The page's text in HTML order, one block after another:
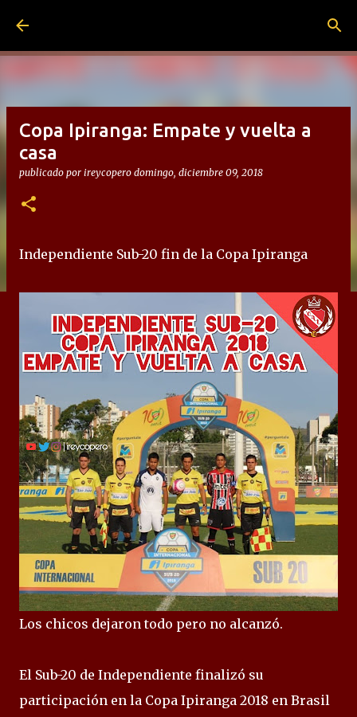
Copa Ipiranga: Empate y vuelta a
casa
publicado por ireycopero domingo, diciembre 09, 2018
Independiente Sub-20 fin de la Copa Ipiranga
Los chicos dejaron todo pero no alcanzó.
El Sub-20 de Independiente finalizó su
participación en la Copa Ipiranga 2018 en Brasil